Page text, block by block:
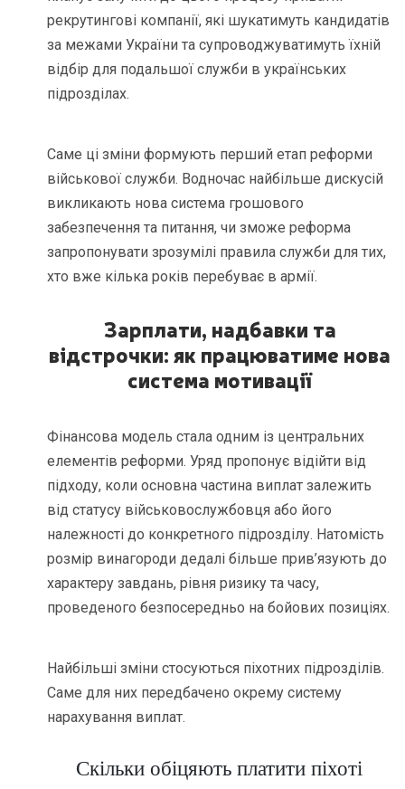
рекрутингові компанії, які шукатимуть кандидатів
за межами України та супроводжуватимуть їхній
відбір для подальшої служби в українських
підрозділах.
Саме ці зміни формують перший етап реформи
військової служби. Водночас найбільше дискусій
викликають нова система грошового
забезпечення та питання, чи зможе реформа
запропонувати зрозумілі правила служби для тих,
хто вже кілька років перебуває в армії.
Зарплати, надбавки та
відстрочки: як працюватиме нова
система мотивації
Фінансова модель стала одним із центральних
елементів реформи. Уряд пропонує відійти від
підходу, коли основна частина виплат залежить
від статусу військовослужбовця або його
належності до конкретного підрозділу. Натомість
розмір винагороди дедалі більше прив’язують до
характеру завдань, рівня ризику та часу,
проведеного безпосередньо на бойових позиціях.
Найбільші зміни стосуються піхотних підрозділів.
Саме для них передбачено окрему систему
нарахування виплат.
Скільки обіцяють платити піхоті